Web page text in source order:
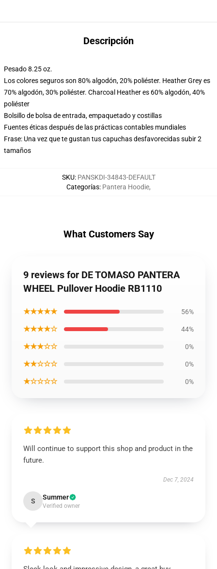
Descripción
Pesado 8.25 oz.
Los colores seguros son 80% algodón, 20% poliéster. Heather Grey es
70% algodón, 30% poliéster. Charcoal Heather es 60% algodón, 40%
poliéster
Bolsillo de bolsa de entrada, empaquetado y costillas
Fuentes éticas después de las prácticas contables mundiales
Frase: Una vez que te gustan tus capuchas desfavorecidas subir 2
tamaños
SKU: PANSKDI-34843-DEFAULT
Categorías: Pantera Hoodie,
What Customers Say
9 reviews for DE TOMASO PANTERA
WHEEL Pullover Hoodie RB1110
★★★★★ 56%
★★★★☆ 44%
★★★☆☆ 0%
★★☆☆☆ 0%
★☆☆☆☆ 0%
Will continue to support this shop and product in the
future.
Dec 7, 2024
S Summer
Verified owner